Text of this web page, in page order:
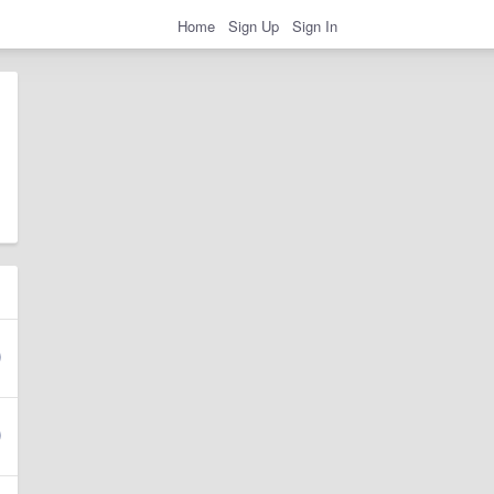
Home Sign Up Sign In